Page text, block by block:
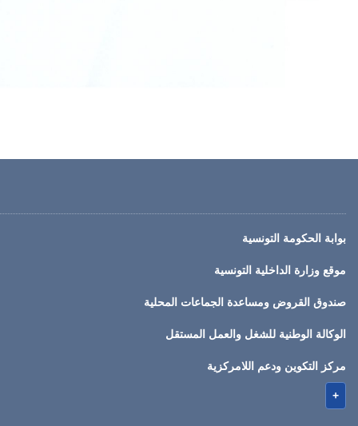
بوابة الحكومة التونسية
موقع وزارة الداخلية التونسية
صندوق القروض ومساعدة الجماعات المحلية
الوكالة الوطنية للشغل والعمل المستقل
مركز التكوين ودعم اللامركزية
+